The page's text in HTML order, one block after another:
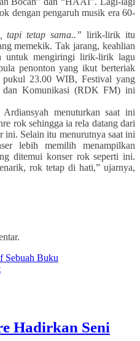
dengan pengaruh musik era 60-
tapi tetap sama..” lirik-lirik itu
memekik. Tak jarang, keahlian
untuk mengiringi lirik-lirik lagu
penonton yang ikut berteriak
pukul 23.00 WIB, Festival yang
dan Komunikasi (RDK FM) ini
menuturkan saat ini
rok sehingga ia rela datang dari
ini. Selain itu menurutnya saat ini
lebih memilih menampilkan
ditemui konser rok seperti ini.
rok tetap di hati,” ujarnya,
Sebuah Buku
Hadirkan Seni